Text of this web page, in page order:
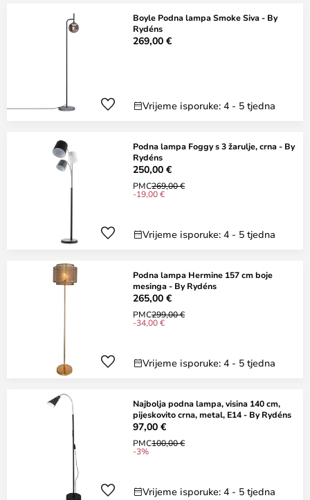
Boyle Podna lampa Smoke Siva - By
Rydéns
269,00 €
Vrijeme isporuke: 4 - 5 tjedna
Podna lampa Foggy s 3 žarulje, crna - By
Rydéns
250,00 €
PMC269,00 €
-19,00 €
Vrijeme isporuke: 4 - 5 tjedna
Podna lampa Hermine 157 cm boje
mesinga - By Rydéns
265,00 €
PMC299,00 €
-34,00 €
Vrijeme isporuke: 4 - 5 tjedna
Najbolja podna lampa, visina 140 cm,
pijeskovito crna, metal, E14 - By Rydéns
97,00 €
PMC100,00 €
-3%
Vrijeme isporuke: 4 - 5 tjedna